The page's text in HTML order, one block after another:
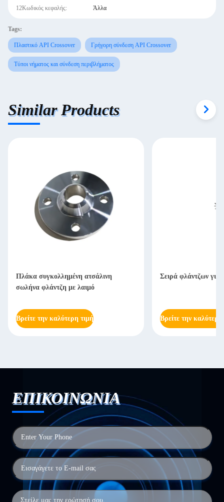
12Κωδικός κεφαλής: Άλλα
Tags:
Πλαστικό API Crossover Γρήγορη σύνδεση API Crossover
Τύποι νήματος και σύνδεση περιβλήματος
Similar Products
Πλάκα συγκολλημένη ατσάλινη
σωλήνα φλάντζη με λαιμό
Βρείτε την καλύτερη τιμή
Σειρά φλάντζων για
Βρείτε την καλύτερη
ΕΠΙΚΟΙΝΩΝΙΑ